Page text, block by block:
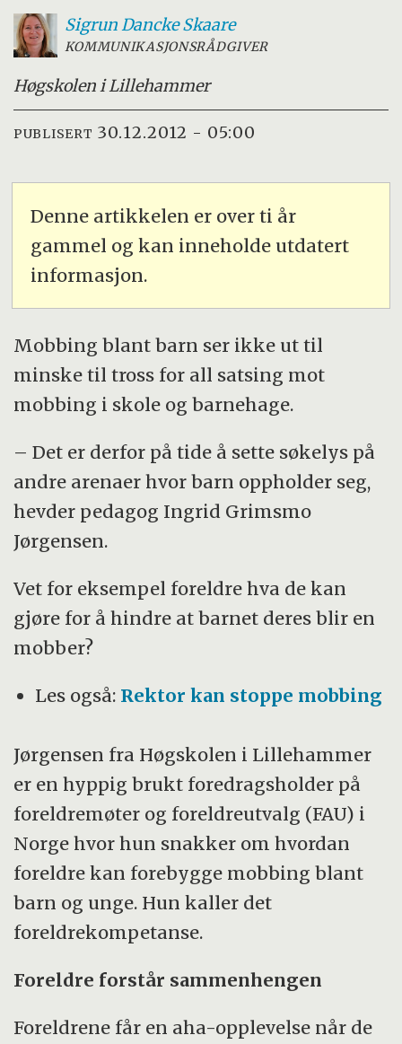
Sigrun Dancke Skaare
KOMMUNIKASJONSRÅDGIVER
Høgskolen i Lillehammer
PUBLISERT 30.12.2012 - 05:00
Denne artikkelen er over ti år
gammel og kan inneholde utdatert
informasjon.
Mobbing blant barn ser ikke ut til
minske til tross for all satsing mot
mobbing i skole og barnehage.
– Det er derfor på tide å sette søkelys på
andre arenaer hvor barn oppholder seg,
hevder pedagog Ingrid Grimsmo
Jørgensen.
Vet for eksempel foreldre hva de kan
gjøre for å hindre at barnet deres blir en
mobber?
Les også: Rektor kan stoppe mobbing
Jørgensen fra Høgskolen i Lillehammer
er en hyppig brukt foredragsholder på
foreldremøter og foreldreutvalg (FAU) i
Norge hvor hun snakker om hvordan
foreldre kan forebygge mobbing blant
barn og unge. Hun kaller det
foreldrekompetanse.
Foreldre forstår sammenhengen
Foreldrene får en aha-opplevelse når de